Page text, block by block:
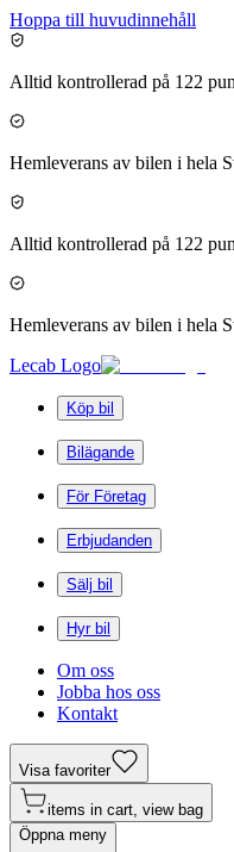
Hoppa till huvudinnehåll
Alltid kontrollerad på 122
Hemleverans av bilen i hela
Alltid kontrollerad på 122
Hemleverans av bilen i hela
Lecab Logo
Köp bil
Bilägande
För Företag
Erbjudanden
Sälj bil
Hyr bil
Om oss
Jobba hos oss
Kontakt
Visa favoriter
items in cart, view bag
Öppna meny